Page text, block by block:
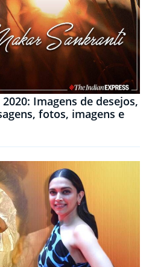
Imagens de desejos,
fotos, imagens e